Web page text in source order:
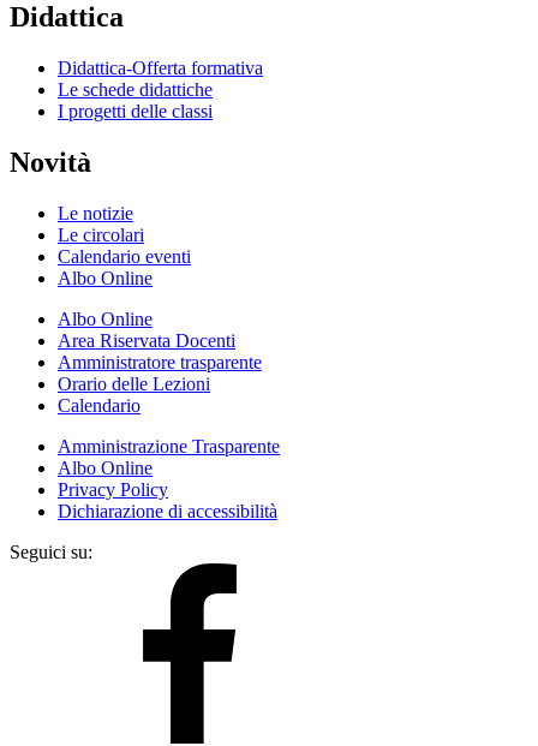
Didattica
Didattica-Offerta formativa
Le schede didattiche
I progetti delle classi
Novità
Le notizie
Le circolari
Calendario eventi
Albo Online
Albo Online
Area Riservata Docenti
Amministratore trasparente
Orario delle Lezioni
Calendario
Amministrazione Trasparente
Albo Online
Privacy Policy
Dichiarazione di accessibilità
Seguici su: